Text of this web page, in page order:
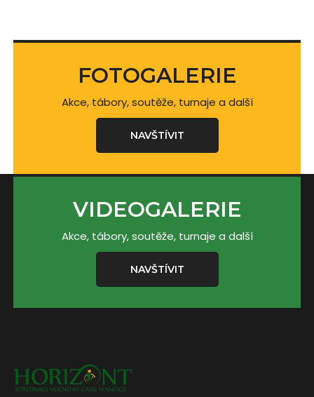
FOTOGALERIE
Akce, tábory, soutěže, turnaje a další
NAVŠTÍVIT
VIDEOGALERIE
Akce, tábory, soutěže, turnaje a další
NAVŠTÍVIT